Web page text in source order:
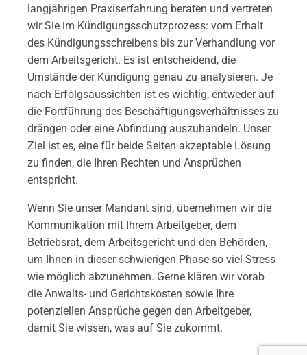
langjährigen Praxiserfahrung beraten und vertreten
wir Sie im Kündigungsschutzprozess: vom Erhalt
des Kündigungsschreibens bis zur Verhandlung vor
dem Arbeitsgericht. Es ist entscheidend, die
Umstände der Kündigung genau zu analysieren. Je
nach Erfolgsaussichten ist es wichtig, entweder auf
die Fortführung des Beschäftigungsverhältnisses zu
drängen oder eine Abfindung auszuhandeln. Unser
Ziel ist es, eine für beide Seiten akzeptable Lösung
zu finden, die Ihren Rechten und Ansprüchen
entspricht.
Wenn Sie unser Mandant sind, übernehmen wir die
Kommunikation mit Ihrem Arbeitgeber, dem
Betriebsrat, dem Arbeitsgericht und den Behörden,
um Ihnen in dieser schwierigen Phase so viel Stress
wie möglich abzunehmen. Gerne klären wir vorab
die Anwalts- und Gerichtskosten sowie Ihre
potenziellen Ansprüche gegen den Arbeitgeber,
damit Sie wissen, was auf Sie zukommt.